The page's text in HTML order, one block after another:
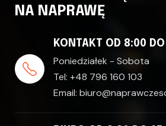
NA NAPRAWĘ
KONTAKT OD 8:00
Poniedziałek - Sobota
Tel: +48 796 160 103
Email: